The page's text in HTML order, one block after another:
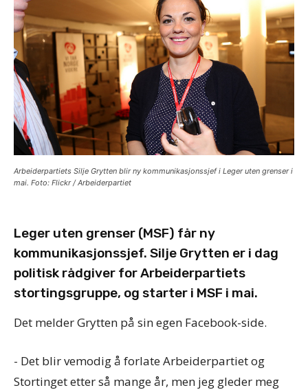
Arbeiderpartiets Silje Grytten blir ny kommunikasjonssjef i Leger uten grenser i
mai. Foto: Flickr / Arbeiderpartiet
Leger uten grenser (MSF) får ny
kommunikasjonssjef. Silje Grytten er i dag
politisk rådgiver for Arbeiderpartiets
stortingsgruppe, og starter i MSF i mai.
Det melder Grytten på sin egen Facebook-side.
- Det blir vemodig å forlate Arbeiderpartiet og
Stortinget etter så mange år, men jeg gleder meg